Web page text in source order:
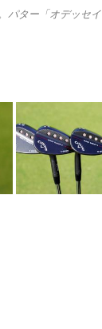
パター「オデッセイ